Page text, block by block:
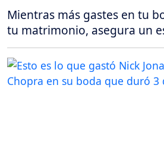
Mientras más gastes en tu
tu matrimonio, asegura un